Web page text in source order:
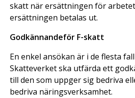
skatt när ersättningen för
ersättningen betalas ut.
Godkännandeför F-skatt
En enkel ansökan är i de flesta
Skatteverket ska utfärda ett
till den som uppger sig bedriva
bedriva näringsverksamhet.